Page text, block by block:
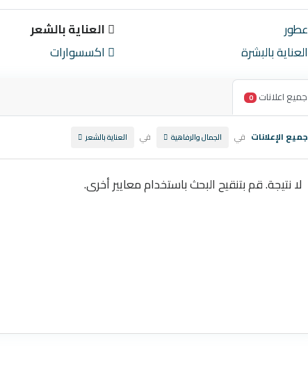
عطور العناية بالشعر
العناية بالبشرة اكسسوارات
جميع اعلانات 0
جميع الإعلانات في الجمال والرفاهية في العناية بالشعر
لا نتيجة. قم بتنقيح البحث باستخدام معايير أخرى.